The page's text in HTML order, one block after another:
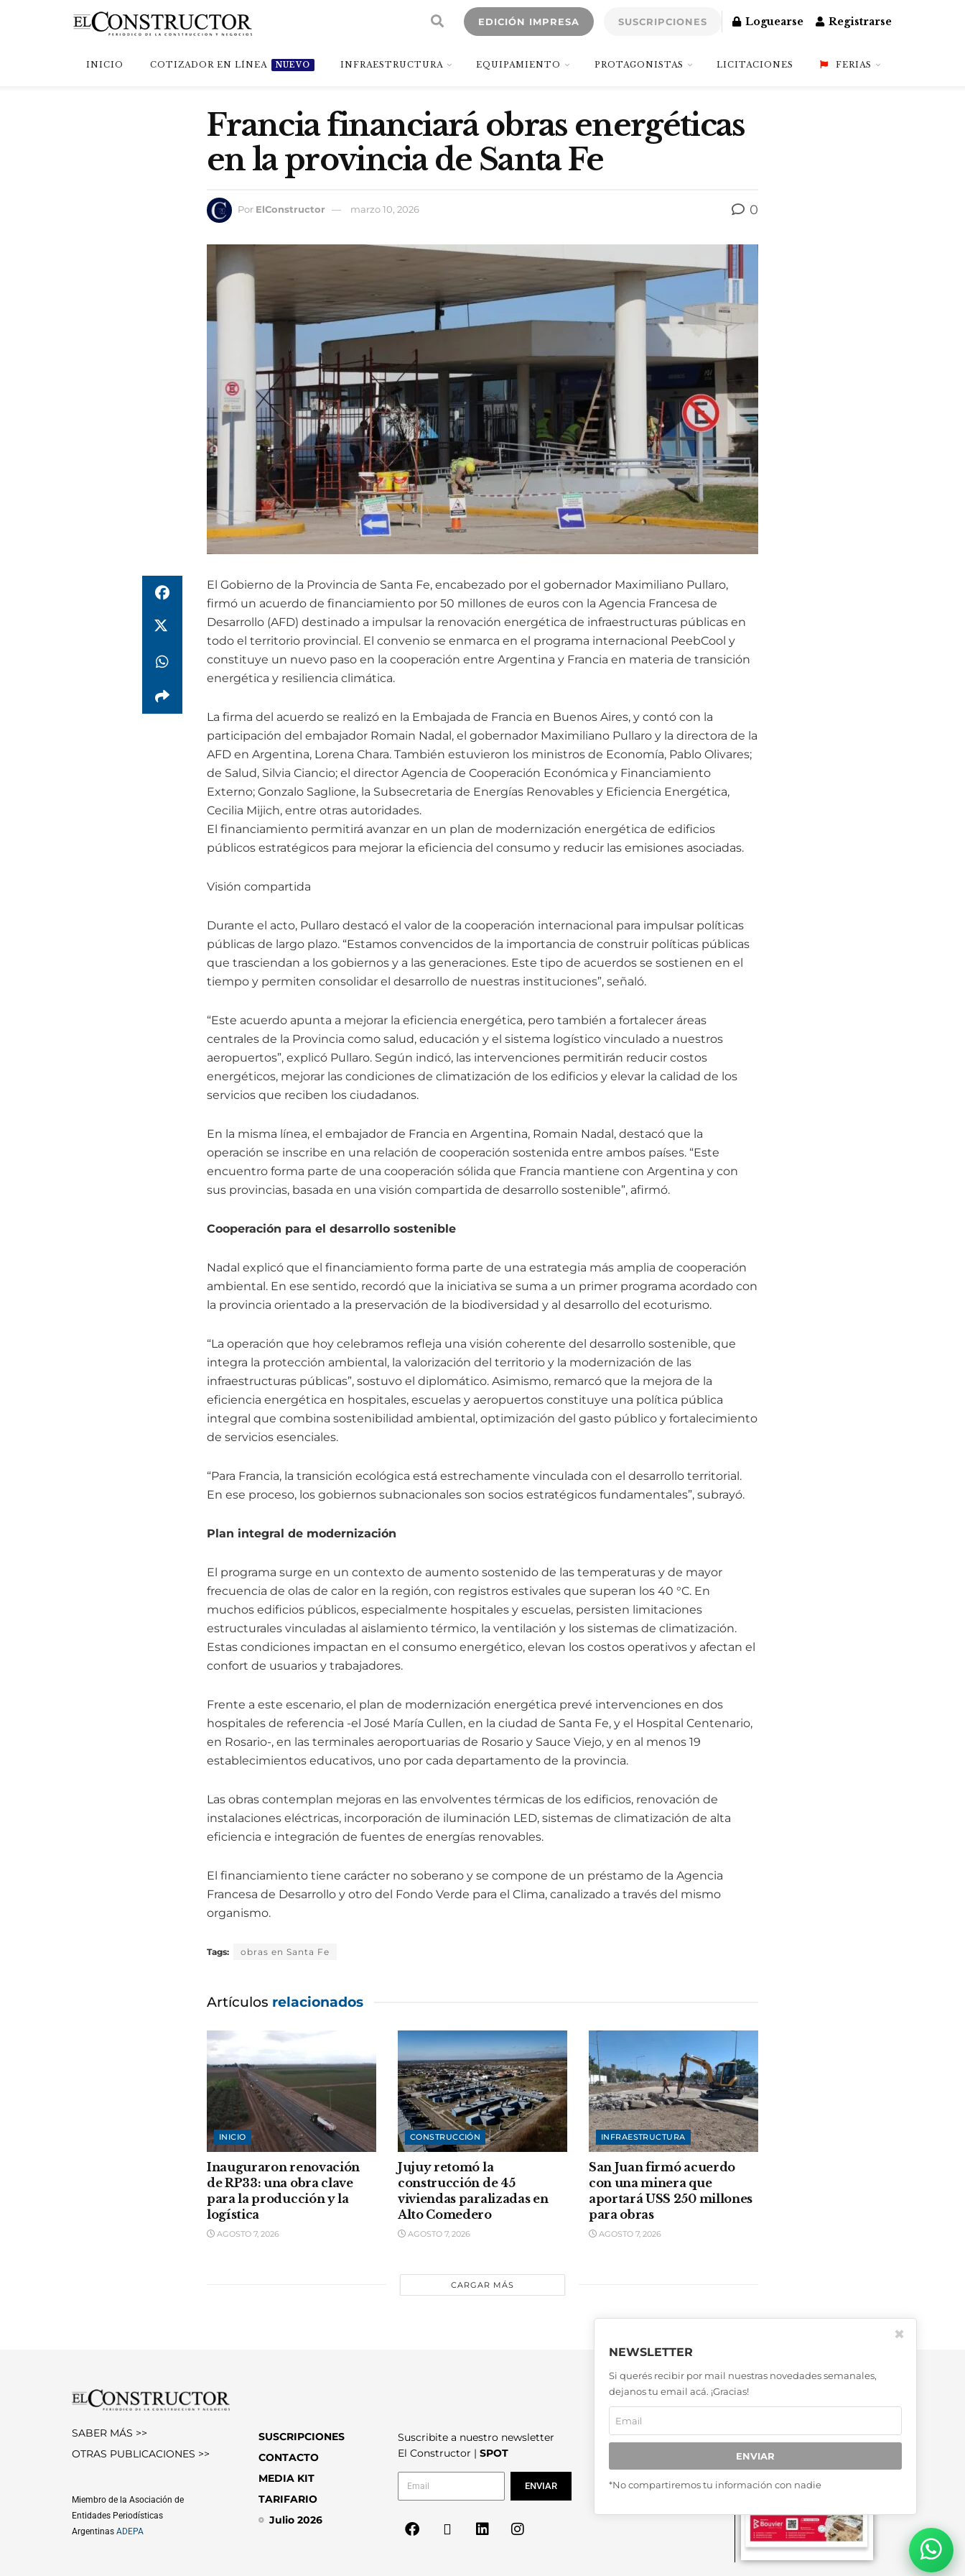
EDICIÓN IMPRESA SUSCRIPCIONES Loguearse Registrarse
INICIO COTIZADOR EN LÍNEA NUEVO INFRAESTRUCTURA EQUIPAMIENTO PROTAGONISTAS LICITACIONES FERIAS
Francia financiará obras energéticas
en la provincia de Santa Fe
Por ElConstructor marzo 10, 2026 0
El Gobierno de la Provincia de Santa Fe, encabezado por el gobernador Maximiliano Pullaro,
firmó un acuerdo de financiamiento por 50 millones de euros con la Agencia Francesa de
Desarrollo (AFD) destinado a impulsar la renovación energética de infraestructuras públicas en
todo el territorio provincial. El convenio se enmarca en el programa internacional PeebCool y
constituye un nuevo paso en la cooperación entre Argentina y Francia en materia de transición
energética y resiliencia climática.
La firma del acuerdo se realizó en la Embajada de Francia en Buenos Aires, y contó con la
participación del embajador Romain Nadal, el gobernador Maximiliano Pullaro y la directora de la
AFD en Argentina, Lorena Chara. También estuvieron los ministros de Economía, Pablo Olivares;
de Salud, Silvia Ciancio; el director Agencia de Cooperación Económica y Financiamiento
Externo; Gonzalo Saglione, la Subsecretaria de Energías Renovables y Eficiencia Energética,
Cecilia Mijich, entre otras autoridades.
El financiamiento permitirá avanzar en un plan de modernización energética de edificios
públicos estratégicos para mejorar la eficiencia del consumo y reducir las emisiones asociadas.
Visión compartida
Durante el acto, Pullaro destacó el valor de la cooperación internacional para impulsar políticas
públicas de largo plazo. “Estamos convencidos de la importancia de construir políticas públicas
que trasciendan a los gobiernos y a las generaciones. Este tipo de acuerdos se sostienen en el
tiempo y permiten consolidar el desarrollo de nuestras instituciones”, señaló.
“Este acuerdo apunta a mejorar la eficiencia energética, pero también a fortalecer áreas
centrales de la Provincia como salud, educación y el sistema logístico vinculado a nuestros
aeropuertos”, explicó Pullaro. Según indicó, las intervenciones permitirán reducir costos
energéticos, mejorar las condiciones de climatización de los edificios y elevar la calidad de los
servicios que reciben los ciudadanos.
En la misma línea, el embajador de Francia en Argentina, Romain Nadal, destacó que la
operación se inscribe en una relación de cooperación sostenida entre ambos países. “Este
encuentro forma parte de una cooperación sólida que Francia mantiene con Argentina y con
sus provincias, basada en una visión compartida de desarrollo sostenible”, afirmó.
Cooperación para el desarrollo sostenible
Nadal explicó que el financiamiento forma parte de una estrategia más amplia de cooperación
ambiental. En ese sentido, recordó que la iniciativa se suma a un primer programa acordado con
la provincia orientado a la preservación de la biodiversidad y al desarrollo del ecoturismo.
“La operación que hoy celebramos refleja una visión coherente del desarrollo sostenible, que
integra la protección ambiental, la valorización del territorio y la modernización de las
infraestructuras públicas”, sostuvo el diplomático. Asimismo, remarcó que la mejora de la
eficiencia energética en hospitales, escuelas y aeropuertos constituye una política pública
integral que combina sostenibilidad ambiental, optimización del gasto público y fortalecimiento
de servicios esenciales.
“Para Francia, la transición ecológica está estrechamente vinculada con el desarrollo territorial.
En ese proceso, los gobiernos subnacionales son socios estratégicos fundamentales”, subrayó.
Plan integral de modernización
El programa surge en un contexto de aumento sostenido de las temperaturas y de mayor
frecuencia de olas de calor en la región, con registros estivales que superan los 40 °C. En
muchos edificios públicos, especialmente hospitales y escuelas, persisten limitaciones
estructurales vinculadas al aislamiento térmico, la ventilación y los sistemas de climatización.
Estas condiciones impactan en el consumo energético, elevan los costos operativos y afectan el
confort de usuarios y trabajadores.
Frente a este escenario, el plan de modernización energética prevé intervenciones en dos
hospitales de referencia -el José María Cullen, en la ciudad de Santa Fe, y el Hospital Centenario,
en Rosario-, en las terminales aeroportuarias de Rosario y Sauce Viejo, y en al menos 19
establecimientos educativos, uno por cada departamento de la provincia.
Las obras contemplan mejoras en las envolventes térmicas de los edificios, renovación de
instalaciones eléctricas, incorporación de iluminación LED, sistemas de climatización de alta
eficiencia e integración de fuentes de energías renovables.
El financiamiento tiene carácter no soberano y se compone de un préstamo de la Agencia
Francesa de Desarrollo y otro del Fondo Verde para el Clima, canalizado a través del mismo
organismo.
Tags: obras en Santa Fe
Artículos relacionados
INICIO
Inauguraron renovación
de RP33: una obra clave
para la producción y la
logística
AGOSTO 7, 2026
CONSTRUCCIÓN
Jujuy retomó la
construcción de 45
viviendas paralizadas en
Alto Comedero
AGOSTO 7, 2026
INFRAESTRUCTURA
San Juan firmó acuerdo
con una minera que
aportará USS 250 millones
para obras
AGOSTO 7, 2026
CARGAR MÁS
SABER MÁS >>
OTRAS PUBLICACIONES >>
Miembro de la Asociación de
Entidades Periodísticas
Argentinas ADEPA
SUSCRIPCIONES
CONTACTO
MEDIA KIT
TARIFARIO
Julio 2026
Suscribite a nuestro newsletter
El Constructor | SPOT
ENVIAR
NEWSLETTER
Si querés recibir por mail nuestras novedades semanales,
dejanos tu email acá. ¡Gracias!
ENVIAR
*No compartiremos tu información con nadie
✖